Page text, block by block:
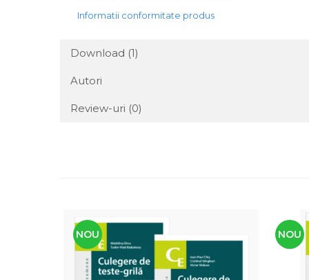
Informatii conformitate produs
Download (1)
Autori
Review-uri (0)
NOU NOU